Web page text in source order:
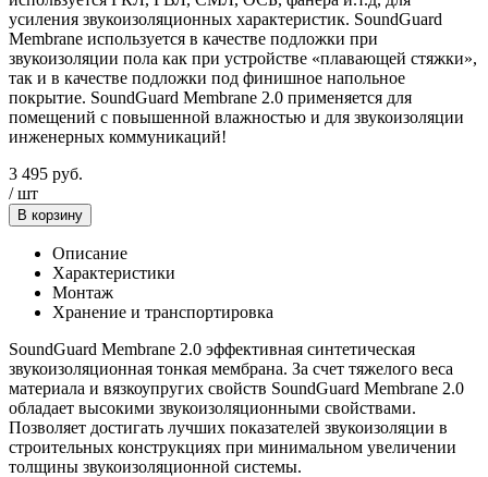
усиления звукоизоляционных характеристик. SoundGuard
Membrane используется в качестве подложки при
звукоизоляции пола как при устройстве «плавающей стяжки»,
так и в качестве подложки под финишное напольное
покрытие. SoundGuard Membrane 2.0 применяется для
помещений с повышенной влажностью и для звукоизоляции
инженерных коммуникаций!
3 495 руб.
/шт
В корзину
Описание
Характеристики
Монтаж
Хранение и транспортировка
SoundGuard Membrane 2.0 эффективная синтетическая
звукоизоляционная тонкая мембрана. За счет тяжелого веса
материала и вязкоупругих свойств SoundGuard Membrane 2.0
обладает высокими звукоизоляционными свойствами.
Позволяет достигать лучших показателей звукоизоляции в
строительных конструкциях при минимальном увеличении
толщины звукоизоляционной системы.